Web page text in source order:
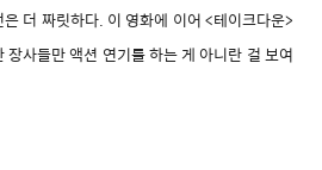
더 짜릿하다. 이 영화에 이어 <테이크다운>
사들만 액션 연기를 하는 게 아니란 걸 보여